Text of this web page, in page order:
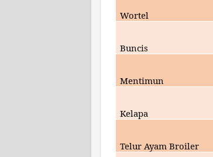
Wortel
Buncis
Mentimun
Kelapa
Telur Ayam Broiler